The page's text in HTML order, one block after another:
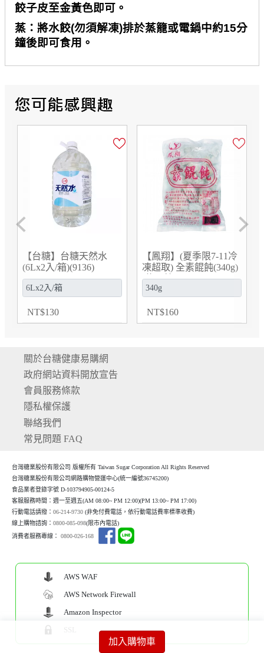
加入購物車
餃子皮至金黃色即可。
蒸：將水餃(勿須解凍)排於蒸籠或電鍋中約15分
鐘後即可食用。
【鳳翔】(夏季限7-11冷
凍超取) 全素餛飩(340g)
(約50粒)
NT$160
【台糖】台糖雙拼饅頭
(黑糖糖蜜&南瓜籽)
(390g/包)(9882)
NT$90
Previous Next
關於台糖健康易購網
政府網站資料開放宣告
會員服務條款
隱私權保護
聯絡我們
常見問題 FAQ
台灣糖業股份有限公司 版權所有 Taiwan Sugar Corporation All Rights Reserved
台灣糖業股份有限公司網路購物營運中心(統一編號36745200)
食品業者登錄字號 D-103794905-00124-5
客服服務時間：週一至週五(AM 08:00~ PM 12:00)(PM 13:00~ PM 17:00)
行動電話請撥：06-214-9730 (非免付費電話，依行動電話費率標準收費)
線上購物諮詢：0800-085-098(限市內電話)
消費者服務專線：0800-026-168
AWS WAF
AWS Network Firewall
Amazon Inspector